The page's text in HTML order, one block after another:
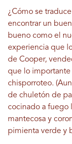
¿Cómo se
encontrar un
bueno como el
experiencia que
de Cooper,
que lo importante
chisporroteo.
de chuletón de
cocinado a fuego
mantecosa y
pimienta verde y